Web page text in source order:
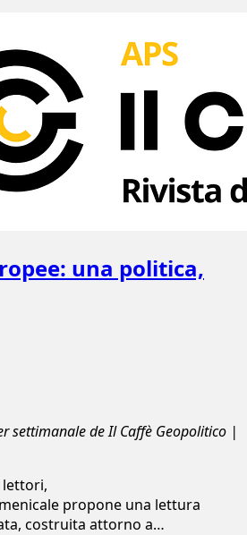
una politica,
settimanale de Il Caffè Geopolitico |
lettori,
propone una lettura
costruita attorno a…